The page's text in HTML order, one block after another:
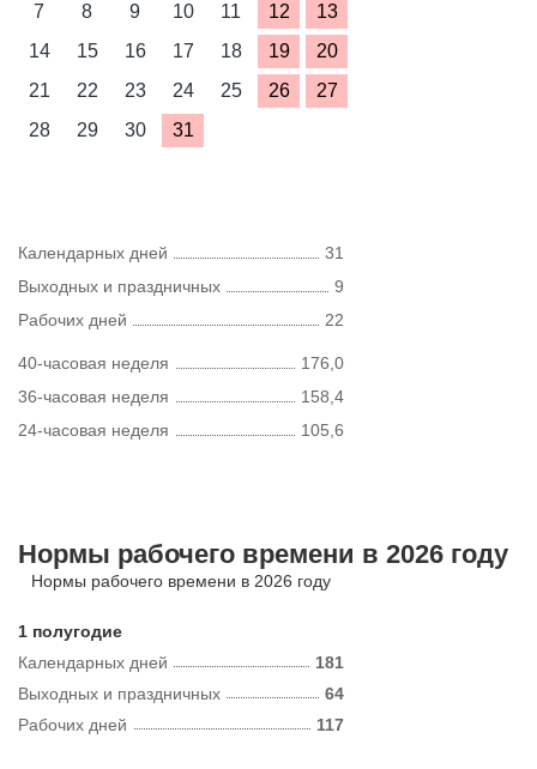
7
8 9 10 11 12
13
14
15 16 17 18 19
20
21
22 23 24 25 26
27
28
29 30 31
Календарных дней
31
Выходных и праздничных
9
Рабочих дней
22
40-часовая неделя
176,0
36-часовая неделя
158,4
24-часовая неделя
105,6
Нормы рабочего времени в 2026 году
Нормы рабочего времени в 2026 году
1 полугодие
Календарных дней
181
Рабочих дней 117
Выходных и праздничных 64